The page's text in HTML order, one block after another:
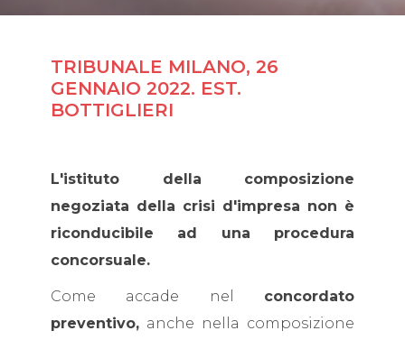
TRIBUNALE MILANO, 26
GENNAIO 2022. EST.
BOTTIGLIERI
L'istituto della composizione
negoziata della crisi d'impresa non è
riconducibile ad una procedura
concorsuale.
Come accade nel concordato
preventivo, anche nella composizione